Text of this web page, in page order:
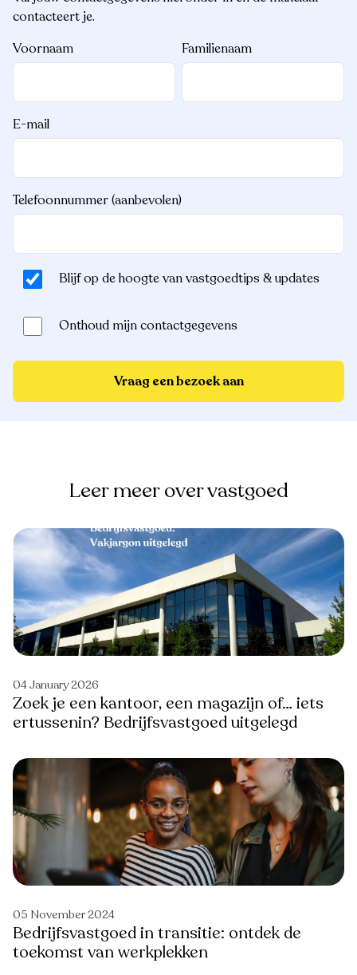
contacteert je.
Voornaam
Familienaam
E-mail
Telefoonnummer (aanbevolen)
Blijf op de hoogte van vastgoedtips & updates
Onthoud mijn contactgegevens
Vraag een bezoek aan
Leer meer over vastgoed
04 January 2026
Zoek je een kantoor, een magazijn of… iets
ertussenin? Bedrijfsvastgoed uitgelegd
05 November 2024
Bedrijfsvastgoed in transitie: ontdek de
toekomst van werkplekken